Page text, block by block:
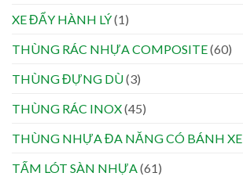
XE ĐẨY HÀNH LÝ(1)
THÙNG RÁC NHỰA COMPOSITE(60)
THÙNG ĐỰNG DÙ(3)
THÙNG RÁC INOX(45)
THÙNG NHỰA ĐA NĂNG CÓ BÁNH XE
TẤM LÓT SÀN NHỰA(61)